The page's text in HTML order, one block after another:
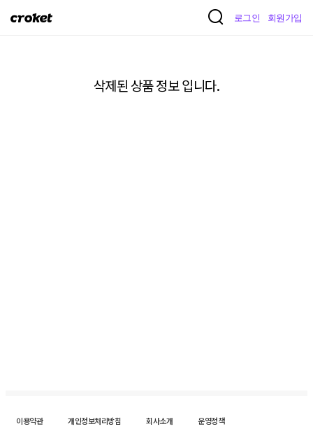
크
로그인 회원가입
삭제된 상품 정보 입니다.
이용약관 개인정보처리방침 회사소개
운영정책